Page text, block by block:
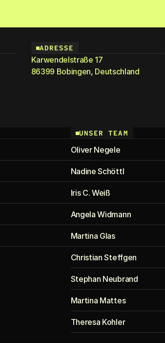
ADRESSE
Karwendelstraße 17
86399 Bobingen, Deutschland
UNSER TEAM
Oliver Negele
Nadine Schöttl
Iris C. Weiß
Angela Widmann
Martina Glas
Christian Steffgen
Stephan Neubrand
Martina Mattes
Theresa Kohler